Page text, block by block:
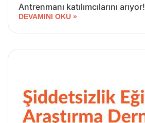
Antrenmanı katılımcılarını arıyor!
DEVAMINI OKU »